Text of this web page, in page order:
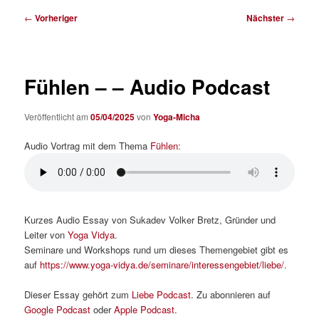
Beitragsnavigation
← Vorheriger Nächster →
Fühlen – – Audio Podcast
Veröffentlicht am05/04/2025vonYoga-Micha
Audio Vortrag mit dem Thema Fühlen:
Kurzes Audio Essay von Sukadev Volker Bretz, Gründer und
Leiter vonYoga Vidya.
Seminare und Workshops rund um dieses Themengebiet gibt es
auf https://www.yoga-vidya.de/seminare/interessengebiet/liebe/.
Dieser Essay gehört zum Liebe Podcast. Zu abonnieren auf
Google Podcast oderApple Podcast.